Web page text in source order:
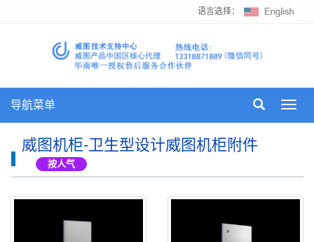
语言选择：
导航菜单
威图机柜-卫生型设计威图机柜附件
按人气